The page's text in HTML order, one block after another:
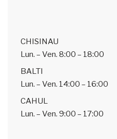
CHISINAU
Lun. – Ven. 8:00 – 18:00
BALTI
Lun. – Ven. 14:00 – 16:00
CAHUL
Lun. – Ven. 9:00 – 17:00